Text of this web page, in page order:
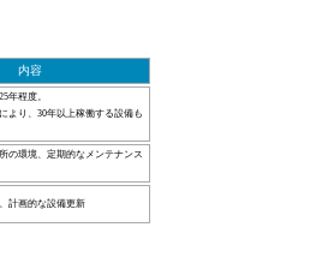
内容
年程度。
より、30年以上稼働する設備も
の環境、定期的なメンテナンス
計画的な設備更新